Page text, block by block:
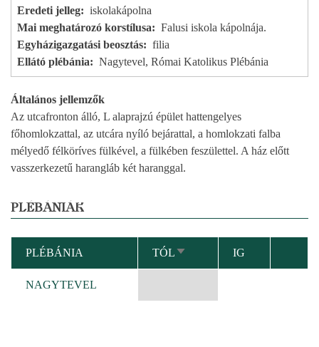
Eredeti jelleg
iskolakápolna
Mai meghatározó korstílusa
Falusi iskola kápolnája.
Egyházigazgatási beosztás
filia
Ellátó plébánia
Nagytevel, Római Katolikus Plébánia
Általános jellemzők
Az utcafronton álló, L alaprajzú épület hattengelyes
főhomlokzattal, az utcára nyíló bejárattal, a homlokzati falba
mélyedő félköríves fülkével, a fülkében feszülettel. A ház előtt
vasszerkezetű harangláb két haranggal.
PLÉBÁNIÁK
PLÉBÁNIA TÓLNÖVEKVŐ
RENDEZÉS
IG
NAGYTEVEL